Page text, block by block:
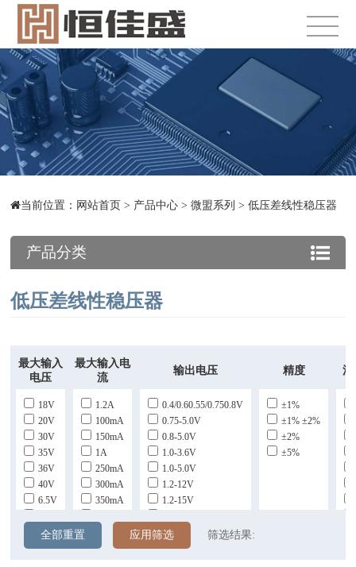
当前位置： 网站首页 > 产品中心 >微盟系列 >低压差线性稳压器
产品分类
低压差线性稳压器
最大输入
电压
最大输入电
流
输出电压 精度 消
18V
20V
30V
35V
36V
40V
6.5V
1.2A
100mA
150mA
1A
250mA
300mA
350mA
500mA
0.4/0.60.55/0.750.8V
0.75-5.0V
0.8-5.0V
1.0-3.6V
1.0-5.0V
1.2-12V
1.2-15V
1.2-5.0V
1.2V-12V
±1%
±1% ±2%
±2%
±5%
全部重置 应用筛选 筛选结果: